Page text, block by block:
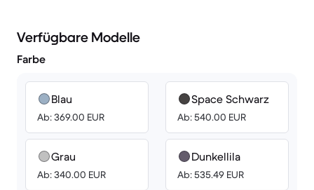
Verfügbare Modelle
Farbe
Blau
Ab: 369.00 EUR
Grau
Ab: 340.00 EUR
Space Schwarz
Ab: 540.00 EUR
Dunkellila
Ab: 535.49 EUR